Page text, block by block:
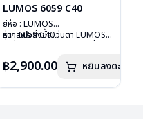
LUMOS 6059 C40
ยี่ห้อ : LUMOS
รุ่น : 6059 C40
บานพับ : ไม่มีสปริง
อุปกรณ์ : กล่องแว่น , ผ้าเช็ดแว่น
หากสนใจสั่งชื้อแว่นตา LUMOS
฿2,900.00 หยิบลงตะกร้า